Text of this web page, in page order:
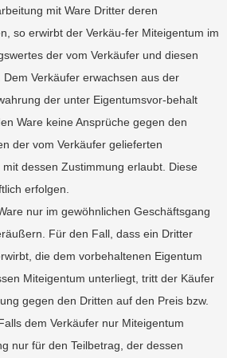
mit Ware Dritter deren
so erwirbt der Verkäu-fer Miteigentum im
der vom Verkäufer und diesen
Verkäufer erwachsen aus der
der unter Eigentumsvor-behalt
Ware keine Ansprüche gegen den
der vom Verkäufer gelieferten
dessen Zustimmung erlaubt. Diese
erfolgen.
nur im gewöhnlichen Geschäftsgang
Für den Fall, dass ein Dritter
die dem vorbehaltenen Eigentum
Miteigentum unterliegt, tritt der Käufer
gegen den Dritten auf den Preis bzw.
dem Verkäufer nur Miteigentum
nur für den Teilbetrag, der dessen